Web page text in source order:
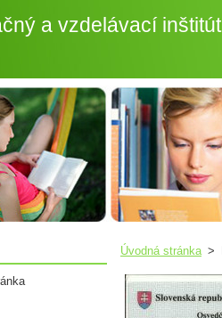
a vzdelávací inštitút
Úvodná stránka >